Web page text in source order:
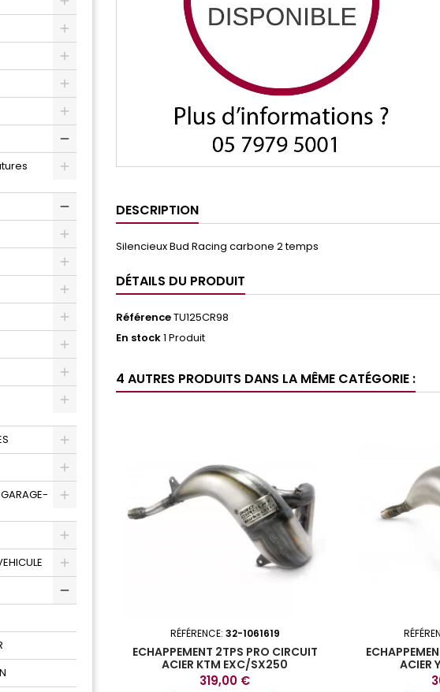
DESCRIPTION
Silencieux Bud Racing carbone 2 temps
DÉTAILS DU PRODUIT
RéférenceTU125CR98
En stock1 Produit
4 AUTRES PRODUITS DANS LA MÊME CATÉGORIE :
RÉFÉRENCE: 32-1061619
ECHAPPEMENT 2TPS PRO CIRCUIT
ACIER KTM EXC/SX250
Prix
319,00 €
ACIER